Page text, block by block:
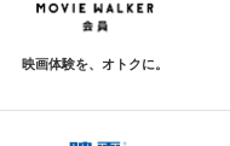
映画体験を、オトクに。